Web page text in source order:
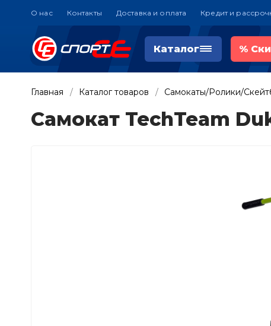
О нас Контакты Доставка и оплата Кредит и
Каталог %
Главная Каталог товаров Самокаты/Ролики/
Самокат TechTeam